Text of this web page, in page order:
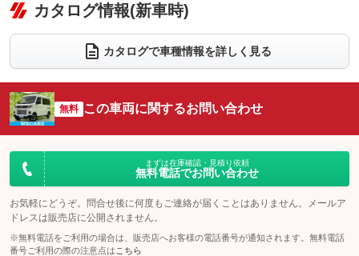
リフトアップ
：装備なし
ダウンヒルアシストコントロール
パワーウィンドウ
：装備あり ：装備あり
アイドリングストップ
：装備あり
USB入力端子
：装備なし Bluetooth接続
：装備なし ：装備なし
センターデフロック
：装備なし
レンタカーアップ
：装備なし 展示・試乗車
：装備なし
：装備あり
ビジュアル：-／DVD再生
：装備あり
革シート
：装備なし ハーフレザーシート
：装備なし
キーレス
：装備あり ：装備あり
HID(キセノンライト)
：装備なし
バックカメラ
：装備あり ETC
エアロ
：装備なし スマートキー
ローダウン
：装備なし ランフラットタイヤ
：装備なし
パワーシート
：装備なし 3列シート
：装備なし
カタログ情報(新車時)
カタログで車種情報を詳しく見る
無料 この車両に関するお問い合わせ
まずは在庫確認・見積り依頼
無料電話でお問い合わせ
お気軽にどうぞ。問合せ後に何度もご連絡が届くことはありません。メールア
ドレスは販売店に公開されません。
※無料電話をご利用の場合は、販売店へお客様の電話番号が通知されます。無料電話
番号ご利用の際の注意点は こちら